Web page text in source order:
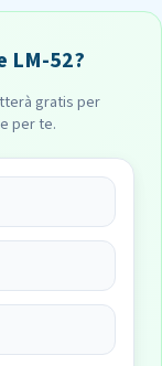
LM-52?
gratis per
per te.